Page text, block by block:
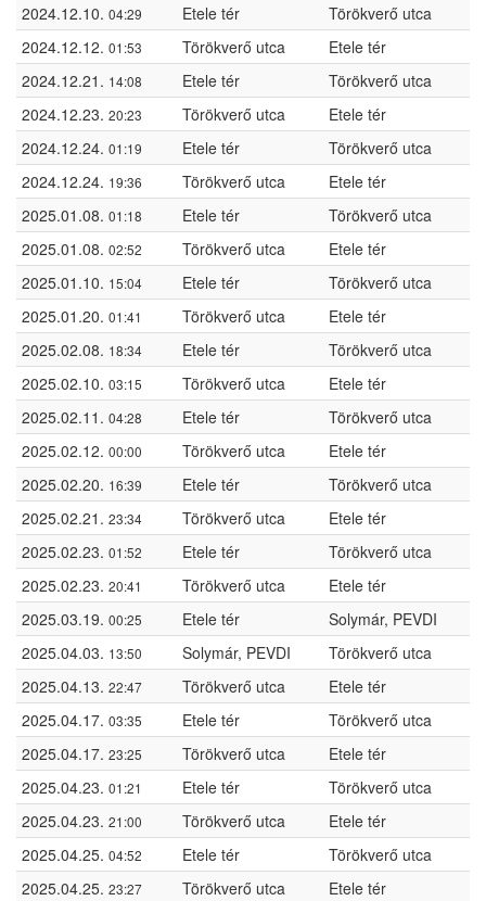
2024.12.10. 04:29 Etele tér
Törökverő utca
2024.12.12. 01:53 Törökverő utca
Etele tér
2024.12.21. 14:08 Etele tér
Törökverő utca
2024.12.23. 20:23 Törökverő utca
Etele tér
2024.12.24. 01:19 Etele tér
Törökverő utca
2024.12.24. 19:36 Törökverő utca
Etele tér
2025.01.08. 01:18 Etele tér
Törökverő utca
2025.01.08. 02:52 Törökverő utca
Etele tér
2025.01.10. 15:04 Etele tér
Törökverő utca
2025.01.20. 01:41 Törökverő utca
Etele tér
2025.02.08. 18:34 Etele tér
Törökverő utca
2025.02.10. 03:15 Törökverő utca
Etele tér
2025.02.11. 04:28 Etele tér
Törökverő utca
2025.02.12. 00:00 Törökverő utca
Etele tér
2025.02.20. 16:39 Etele tér
Törökverő utca
2025.02.21. 23:34 Törökverő utca
Etele tér
2025.02.23. 01:52 Etele tér
Törökverő utca
2025.02.23. 20:41 Törökverő utca
Etele tér
2025.03.19. 00:25 Etele tér
Solymár, PEVDI
2025.04.03. 13:50 Solymár, PEVDI
Törökverő utca
2025.04.13. 22:47 Törökverő utca
Etele tér
2025.04.17. 03:35 Etele tér
Törökverő utca
2025.04.17. 23:25 Törökverő utca
Etele tér
2025.04.23. 01:21 Etele tér
Törökverő utca
2025.04.23. 21:00 Törökverő utca
Etele tér
2025.04.25. 04:52 Etele tér
Törökverő utca
2025.04.25. 23:27 Törökverő utca Etele tér